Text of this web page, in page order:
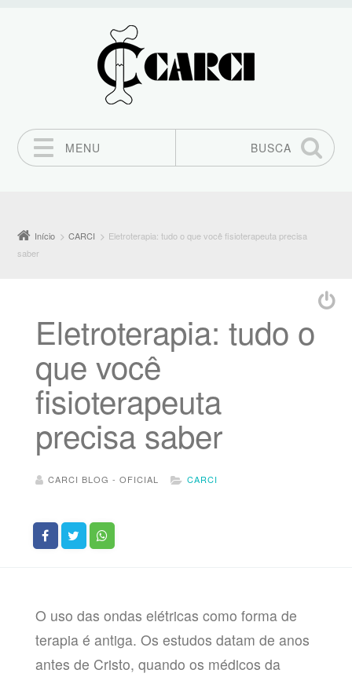
MENU
BUSCA
Início CARCI
Eletroterapia: tudo o que você fisioterapeuta precisa
saber
Eletroterapia: tudo o
que você
fisioterapeuta
precisa saber
CARCI BLOG - OFICIAL CARCI
O uso das ondas elétricas como forma de
terapia é antiga. Os estudos datam de anos
antes de Cristo, quando os médicos da